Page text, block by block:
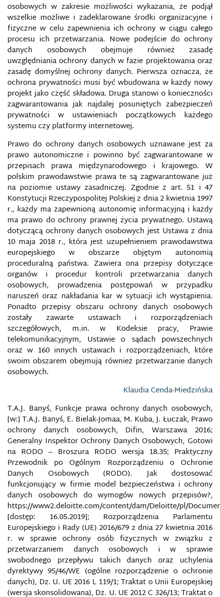
osobowych w zakresie możliwości wykazania, że podjął
wszelkie możliwe i zadeklarowane środki organizacyjne i
fizyczne w celu zapewnienia ich ochrony w ciągu całego
procesu ich przetwarzania. Nowe podejście do ochrony
danych osobowych obejmuje również zasadę
uwzględniania ochrony danych w fazie projektowania oraz
zasadę domyślnej ochrony danych. Pierwsza oznacza, że
ochrona prywatności musi być wbudowana w każdy nowy
projekt jako część składowa. Druga stanowi o konieczności
zagwarantowania jak najdalej posuniętych zabezpieczeń
prywatności w ustawieniach początkowych każdego
systemu czy platformy internetowej.
Prawo do ochrony danych osobowych uznawane jest za
prawo autonomiczne i powinno być zagwarantowane w
przepisach prawa międzynarodowego i krajowego. W
polskim prawodawstwie prawa te są zagwarantowane już
na poziomie ustawy zasadniczej. Zgodnie z art. 51 i 47
Konstytucji Rzeczypospolitej Polskiej z dnia 2 kwietnia 1997
r., każdy ma zapewnioną autonomię informacyjną i każdy
ma prawo do ochrony prawnej życia prywatnego. Ustawą
dotyczącą ochrony danych osobowych jest Ustawa z dnia
10 maja 2018 r., która jest uzupełnieniem prawodawstwa
europejskiego w obszarze objętym autonomią
proceduralną państwa. Zawiera ona przepisy dotyczące
organów i procedur kontroli przetwarzania danych
osobowych, prowadzenia postępowań w przypadku
naruszeń oraz nakładania kar w sytuacji ich wystąpienia.
Ponadto przepisy obszaru ochrony danych osobowych
zostały zawarte ustawach i rozporządzeniach
szczegółowych, m.in. w Kodeksie pracy, Prawie
telekomunikacyjnym, Ustawie o sądach powszechnych
oraz w 160 innych ustawach i rozporządzeniach, które
swoim obszarem obejmują również przetwarzanie danych
osobowych.
Klaudia Cenda-Miedzińska
T.A.J. Banyś, Funkcje prawa ochrony danych osobowych,
[w:] T.A.J. Banyś, E. Bielak-Jomaa, M. Kuba, J. Łuczak, Prawo
ochrony danych osobowych, Difin, Warszawa 2016;
Generalny Inspektor Ochrony Danych Osobowych, Gotowi
na RODO – Broszura RODO wersja 18.35; Praktyczny
Przewodnik po Ogólnym Rozporządzeniu o Ochronie
Danych Osobowych (RODO). Jak dostosować
funkcjonujący w firmie model bezpieczeństwa i ochrony
danych osobowych do wymogów nowych przepisów?,
https://www2.deloitte.com/content/dam/Deloitte/pl/
[dostęp: 16.05.2019]; Rozporządzenia Parlamentu
Europejskiego i Rady (UE) 2016/679 z dnia 27 kwietnia 2016
r. w sprawie ochrony osób fizycznych w związku z
przetwarzaniem danych osobowych i w sprawie
swobodnego przepływu takich danych oraz uchylenia
dyrektywy 95/46/WE (ogólne rozporządzenie o ochronie
danych), Dz. U. UE 2016 L 119/1; Traktat o Unii Europejskiej
(wersja skonsolidowana), Dz. U. UE 2012 C 326/13; Traktat o
WALKA RADIOELEKTRONICZNA
WANNACRY
WIRUS KOMPUTEROWY
WIRUS STUXNET (ROBAK STUXNET)
WOJNA BUNTOWNICZA („MIATIEŻNYJA WOJNA”)
WOJNA CZWARTEJ GENERACJI/KONCEPCJE WOJNY
WOJNA HYBRYDOWA
WOJNA INFORMACYJNA
WOJNA INFORMACYJNA W INTERNECIE
WOJNA KOSMICZNA
WOJNA NIELINIOWA
WOJNA PSYCHOLOGICZNA
WOJNA ROZPROSZONA, ALBO TEORIA ROZŁOŻONEJ
WOJNY
WOJNA SIECIOCENTRYCZNA
WOJNA ŚWIADOMOŚCIOWA
WOJSKA KOSMICZNE
WOJSKOWA DEZINFORMACJA
WOJSKOWA INFORMACJA GEOGRAFICZNA
WSPÓLNOTA WYWIADOWCZA USA
WYKLUCZENIE CYFROWE
WYKORZYSTANIE HISTORII RF W WOJNIE
INFORMACYJNEJ
WYMIARY KONFRONTACJI INFORMACYJNEJ
WYWIAD